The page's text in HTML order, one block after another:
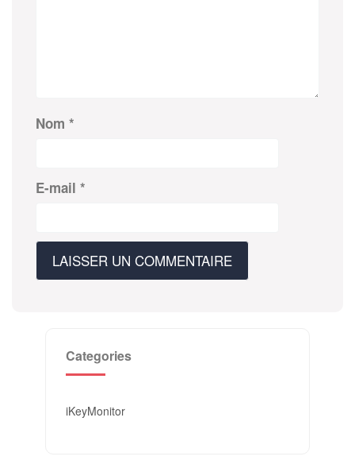
Nom *
E-mail *
Categories
iKeyMonitor